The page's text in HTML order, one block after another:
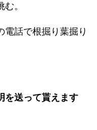
。
電話で根掘り葉掘り
を送って貰えます